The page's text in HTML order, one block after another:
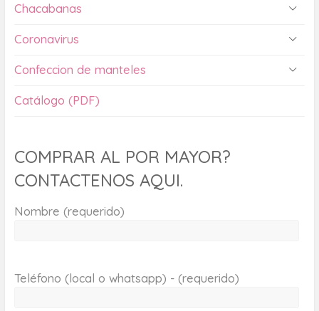
Chacabanas
Coronavirus
Confeccion de manteles
Catálogo (PDF)
COMPRAR AL POR MAYOR?
CONTACTENOS AQUI.
Nombre (requerido)
Teléfono (local o whatsapp) - (requerido)